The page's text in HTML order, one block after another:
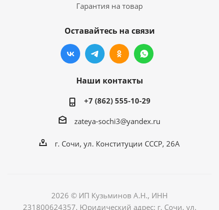
Гарантия на товар
Оставайтесь на связи
Наши контакты
+7 (862) 555-10-29
zateya-sochi3@yandex.ru
г. Сочи, ул. Конституции СССР, 26А
2026 © ИП Кузьминов А.Н., ИНН
231800624357, Юридический адрес: г. Сочи, ул.